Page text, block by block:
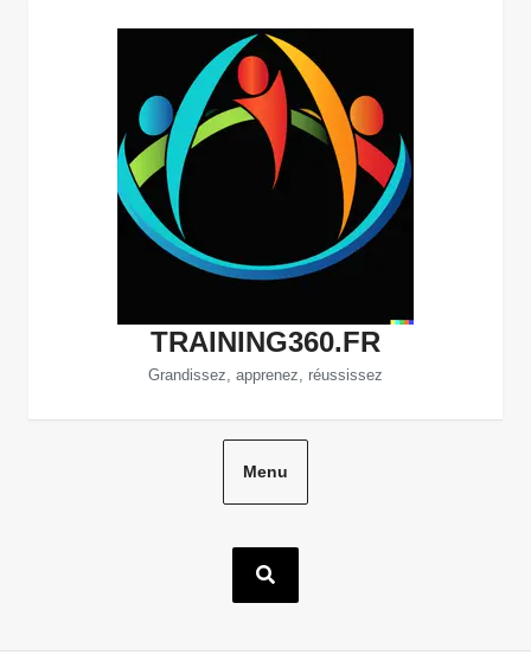
TRAINING360.FR
Grandissez, apprenez, réussissez
Menu